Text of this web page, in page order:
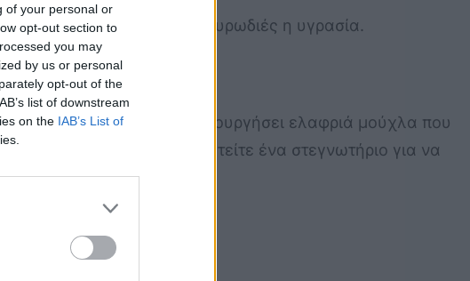
of your personal or
opt-out section to
you may
by us or personal
opt-out of the
list of downstream
on the IAB’s List of
δημιουργεί δυσάρεστες μυρωδιές η υγρασία.
η υγρασία θα δημιουργήσει ελαφριά μούχλα που
σκεφτείτε να προμηθευτείτε ένα στεγνωτήριο για να